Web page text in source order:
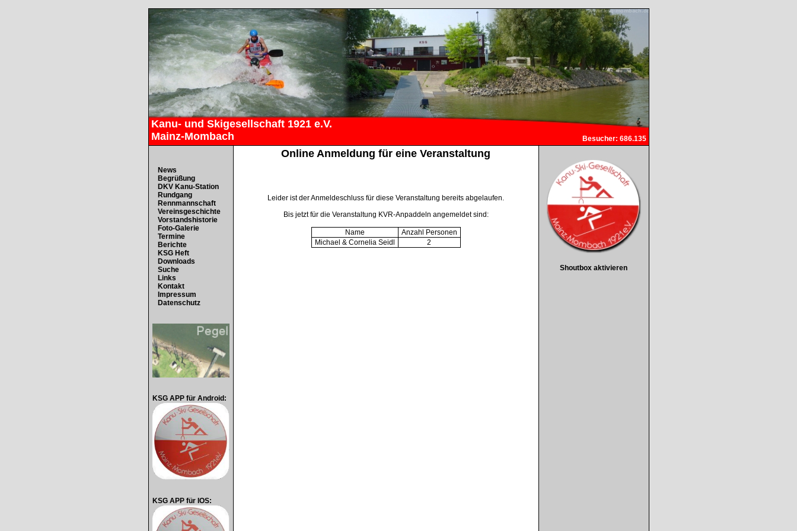
Kanu- und Skigesellschaft 1921 e.V.
Mainz-Mombach
Besucher: 686.135
News
Begrüßung
DKV Kanu-Station
Rundgang
Rennmannschaft
Vereinsgeschichte
Vorstandshistorie
Foto-Galerie
Termine
Berichte
KSG Heft
Downloads
Suche
Links
Kontakt
Impressum
Datenschutz
KSG APP für Android:
KSG APP für IOS:
Online Anmeldung für eine Veranstaltung
Leider ist der Anmeldeschluss für diese Veranstaltung bereits abgelaufen.
Bis jetzt für die Veranstaltung KVR-Anpaddeln angemeldet sind:
Name
Anzahl Personen
Michael & Cornelia Seidl
2
Shoutbox aktivieren